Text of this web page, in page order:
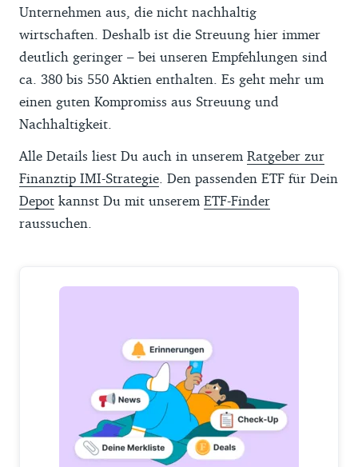
Unternehmen aus, die nicht nachhaltig
wirtschaften. Deshalb ist die Streuung hier immer
deutlich geringer – bei unseren Empfehlungen sind
ca. 380 bis 550 Aktien enthalten. Es geht mehr um
einen guten Kompromiss aus Streuung und
Nachhaltigkeit.
Alle Details liest Du auch in unserem Ratgeber zur
Finanztip IMI-Strategie . Den passenden ETF für Dein
Depot kannst Du mit unserem ETF-Finder
raussuchen.